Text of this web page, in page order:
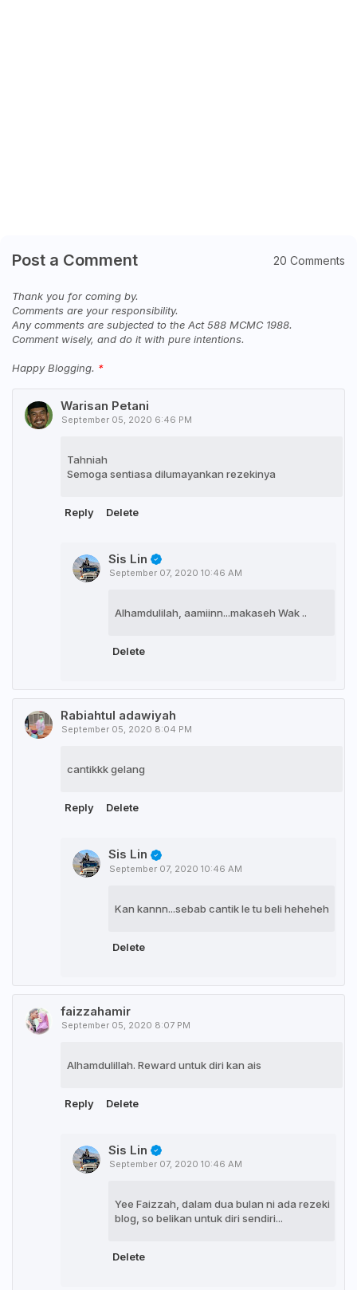
Post a Comment 20 Comments
Thank you for coming by.
Comments are your responsibility.
Any comments are subjected to the Act 588 MCMC 1988.
Comment wisely, and do it with pure intentions.
Happy Blogging.
Warisan Petani
September 05, 2020 6:46 PM
Tahniah
Semoga sentiasa dilumayankan rezekinya
Reply Delete
Sis Lin
September 07, 2020 10:46 AM
Alhamdulilah, aamiinn...makaseh Wak ..
Delete
Rabiahtul adawiyah
September 05, 2020 8:04 PM
cantikkk gelang
Reply Delete
Sis Lin
September 07, 2020 10:46 AM
Kan kannn...sebab cantik le tu beli heheheh
Delete
faizzahamir
September 05, 2020 8:07 PM
Alhamdulillah. Reward untuk diri kan ais
Reply Delete
Sis Lin
September 07, 2020 10:46 AM
Yee Faizzah, dalam dua bulan ni ada rezeki
blog, so belikan untuk diri sendiri...
Delete